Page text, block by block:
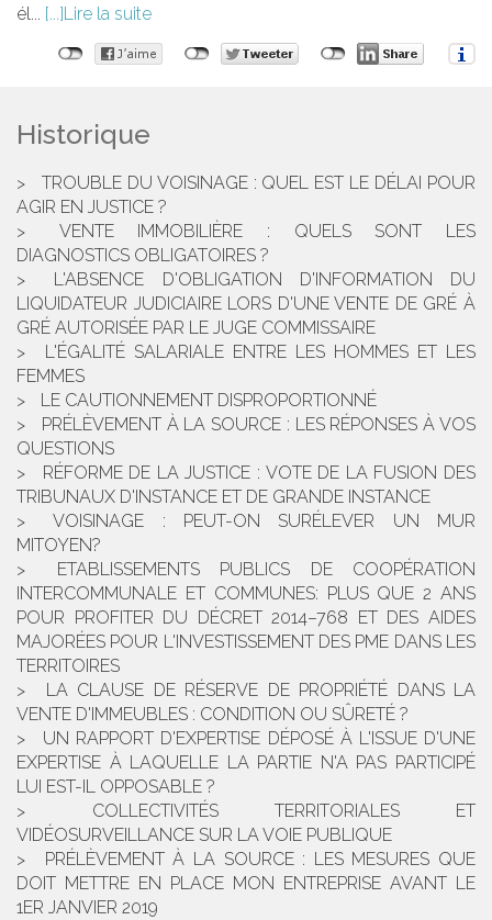
él...
Lire la suite
Historique
TROUBLE DU VOISINAGE : QUEL EST LE DÉLAI POUR
AGIR EN JUSTICE ?
VENTE IMMOBILIÈRE : QUELS SONT LES
DIAGNOSTICS OBLIGATOIRES ?
L'ABSENCE D'OBLIGATION D'INFORMATION DU
LIQUIDATEUR JUDICIAIRE LORS D'UNE VENTE DE GRÉ À
GRÉ AUTORISÉE PAR LE JUGE COMMISSAIRE
L'ÉGALITÉ SALARIALE ENTRE LES HOMMES ET LES
FEMMES
LE CAUTIONNEMENT DISPROPORTIONNÉ
PRÉLÈVEMENT À LA SOURCE : LES RÉPONSES À VOS
QUESTIONS
RÉFORME DE LA JUSTICE : VOTE DE LA FUSION DES
TRIBUNAUX D'INSTANCE ET DE GRANDE INSTANCE
VOISINAGE : PEUT-ON SURÉLEVER UN MUR
MITOYEN?
ETABLISSEMENTS PUBLICS DE COOPÉRATION
INTERCOMMUNALE ET COMMUNES: PLUS QUE 2 ANS
POUR PROFITER DU DÉCRET 2014–768 ET DES AIDES
MAJORÉES POUR L'INVESTISSEMENT DES PME DANS LES
TERRITOIRES
LA CLAUSE DE RÉSERVE DE PROPRIÉTÉ DANS LA
VENTE D'IMMEUBLES : CONDITION OU SÛRETÉ ?
UN RAPPORT D'EXPERTISE DÉPOSÉ À L'ISSUE D'UNE
EXPERTISE À LAQUELLE LA PARTIE N'A PAS PARTICIPÉ
LUI EST-IL OPPOSABLE ?
COLLECTIVITÉS TERRITORIALES ET
VIDÉOSURVEILLANCE SUR LA VOIE PUBLIQUE
PRÉLÈVEMENT À LA SOURCE : LES MESURES QUE
DOIT METTRE EN PLACE MON ENTREPRISE AVANT LE
1ER JANVIER 2019